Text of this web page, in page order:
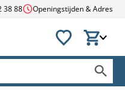
38 88scheduleOpeningstijden & Adres